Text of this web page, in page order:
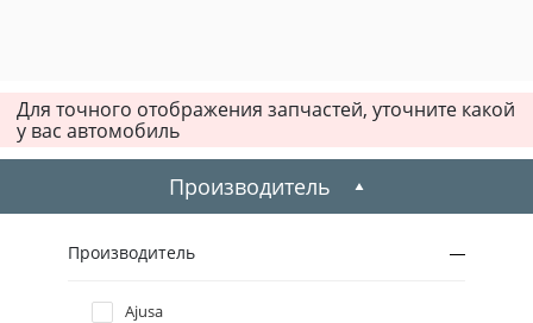
2006
2004
2003
Для точного отображения запчастей, уточните какой
у вас автомобиль
Производитель
Производитель
Ajusa